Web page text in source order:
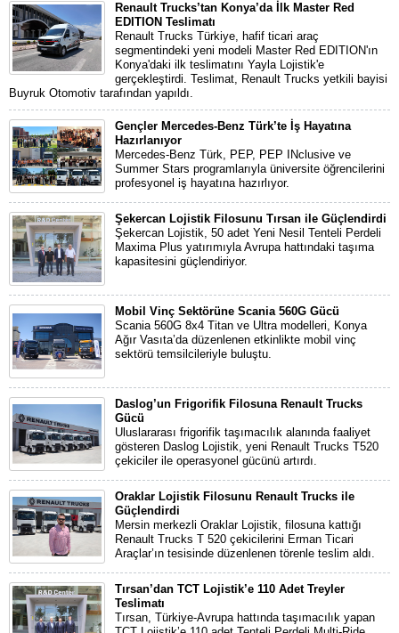
Renault Trucks’tan Konya’da İlk Master Red
EDITION Teslimatı
Renault Trucks Türkiye, hafif ticari araç
segmentindeki yeni modeli Master Red EDITION'ın
Konya'daki ilk teslimatını Yayla Lojistik'e
gerçekleştirdi. Teslimat, Renault Trucks yetkili bayisi
Buyruk Otomotiv tarafından yapıldı.
Gençler Mercedes-Benz Türk’te İş Hayatına
Hazırlanıyor
Mercedes-Benz Türk, PEP, PEP INclusive ve
Summer Stars programlarıyla üniversite öğrencilerini
profesyonel iş hayatına hazırlıyor.
Şekercan Lojistik Filosunu Tırsan ile Güçlendirdi
Şekercan Lojistik, 50 adet Yeni Nesil Tenteli Perdeli
Maxima Plus yatırımıyla Avrupa hattındaki taşıma
kapasitesini güçlendiriyor.
Mobil Vinç Sektörüne Scania 560G Gücü
Scania 560G 8x4 Titan ve Ultra modelleri, Konya
Ağır Vasıta’da düzenlenen etkinlikte mobil vinç
sektörü temsilcileriyle buluştu.
Daslog’un Frigorifik Filosuna Renault Trucks
Gücü
Uluslararası frigorifik taşımacılık alanında faaliyet
gösteren Daslog Lojistik, yeni Renault Trucks T520
çekiciler ile operasyonel gücünü artırdı.
Oraklar Lojistik Filosunu Renault Trucks ile
Güçlendirdi
Mersin merkezli Oraklar Lojistik, filosuna kattığı
Renault Trucks T 520 çekicilerini Erman Ticari
Araçlar’ın tesisinde düzenlenen törenle teslim aldı.
Tırsan’dan TCT Lojistik’e 110 Adet Treyler
Teslimatı
Tırsan, Türkiye-Avrupa hattında taşımacılık yapan